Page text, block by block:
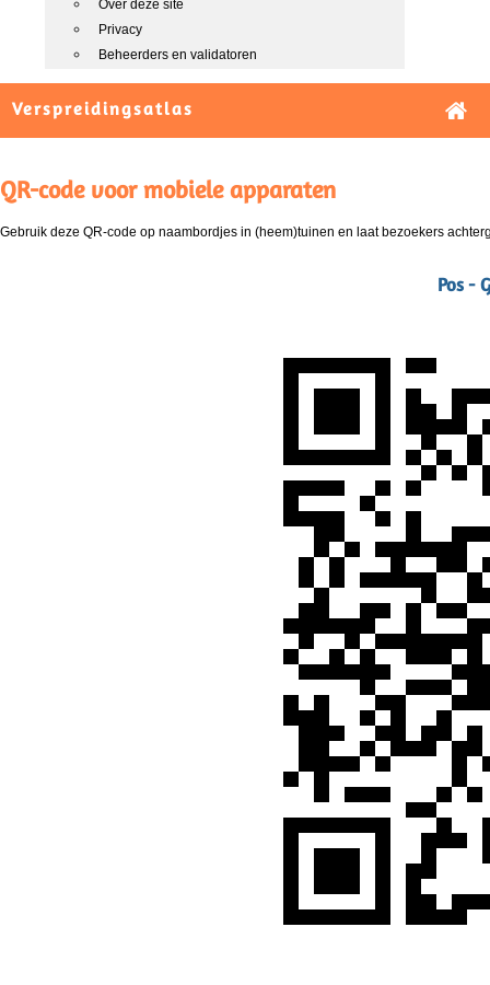
Over deze site
Privacy
Beheerders en validatoren
Verspreidingsatlas
QR-code voor mobiele apparaten
Gebruik deze QR-code op naambordjes in (heem)tuinen en laat bezoekers
Pos -